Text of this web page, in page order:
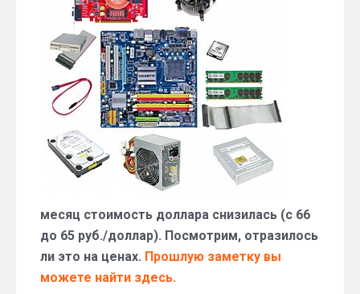
системный
блок
за
20
тыс.
руб.
(конец
июня
2016)
месяц стоимость доллара снизилась (с 66
до 65 руб./доллар). Посмотрим, отразилось
ли это на ценах. Прошлую заметку вы
можете найти здесь.